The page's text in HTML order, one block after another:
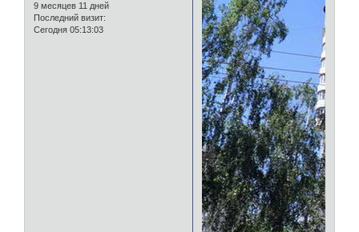
9 месяцев 11 дней
Последний визит:
Сегодня 05:13:03